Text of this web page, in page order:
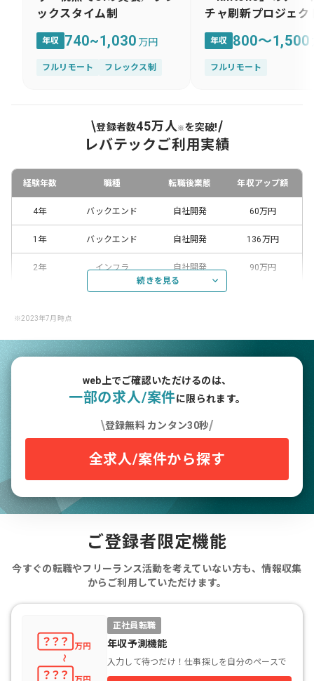
ックスタイム制
年収 740~1,030 万円
フルリモート フレックス制
チャ刷新プロジェク
年収 800～1,500
フルリモート
登録者数45万人※を突破!
レバテックご利用実績
経験年数 職種 転職後業態 年収アップ額
4年 バックエンド 自社開発 60万円
1年 バックエンド 自社開発 136万円
2年 インフラ 自社開発 90万円
フロントエンド 受託開発
10年
4年
閉じる
続きを見る
※2023年7月時点
web上でご確認いただけるのは、
一部の求人/案件に限られます。
登録無料 カンタン30秒
全求人/案件から探す
ご登録者限定機能
今すぐの転職やフリーランス活動を考えていない方も、情報収集
からご利用していただけます。
正社員転職
年収予測機能
入力して待つだけ！仕事探しを自分のペースで